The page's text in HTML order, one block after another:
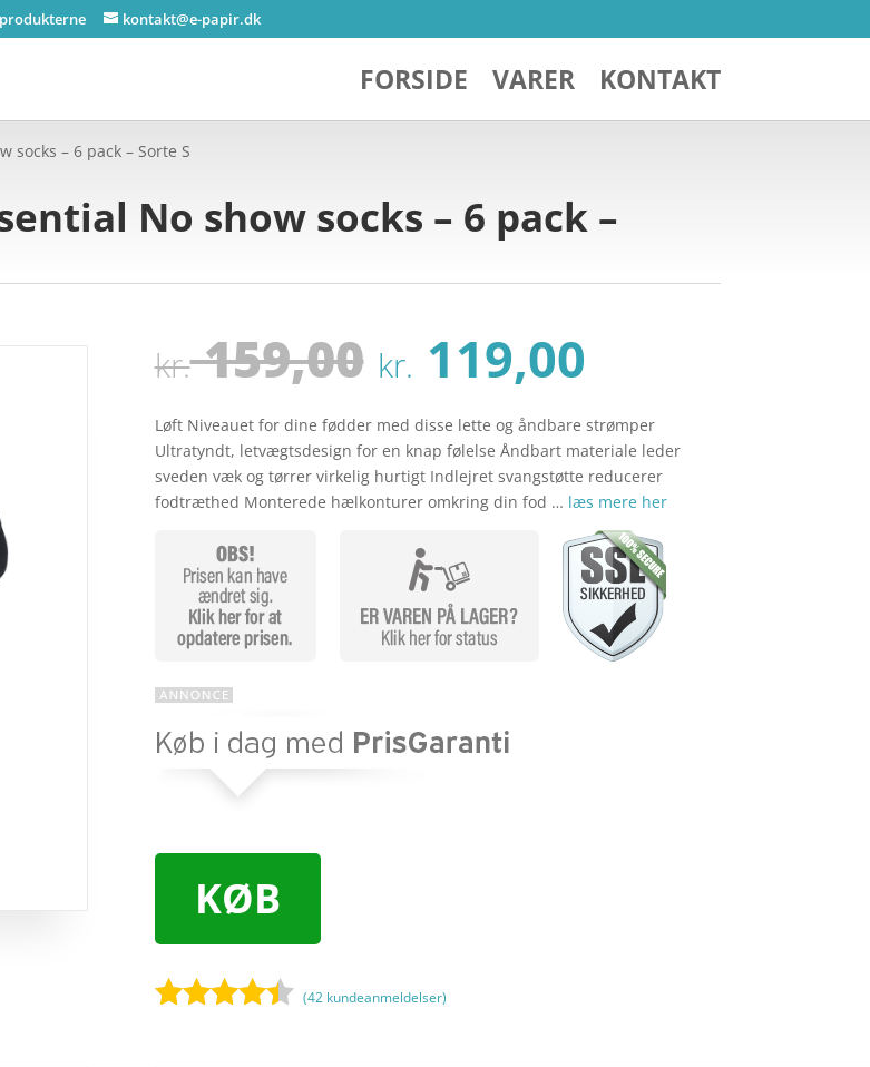
kontakt@e-papir.dk
FORSIDE VARER KONTAKT
socks – 6 pack – Sorte S
No show socks – 6 pack –
kr.159,00 Den
oprindelige
pris
var:
kr. 159,00.
kr. 119,00
pris
er:
kr. 119,00.
Løft Niveauet for dine fødder med disse lette og åndbare strømper
Ultratyndt, letvægtsdesign for en knap følelse Åndbart materiale leder
sveden væk og tørrer virkelig hurtigt Indlejret svangstøtte reducerer
fodtræthed Monterede hælkonturer omkring din fod … læs mere her
KØB
(42 kundeanmeldelser)